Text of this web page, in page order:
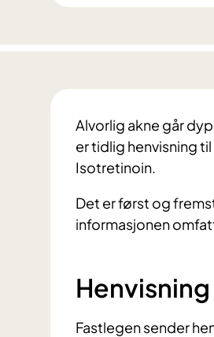
Alvorlig akne går
er tidlig henvisning
Isotretinoin.
Det er først og
informasjonen
Fastlegen sender